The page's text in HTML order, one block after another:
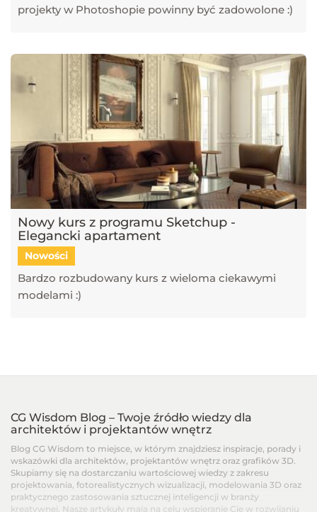
projekty w Photoshopie powinny być zadowolone :)
Nowy kurs z programu Sketchup -
Elegancki apartament
Nowości
Bardzo rozbudowany kurs z wieloma ciekawymi
modelami :)
CG Wisdom Blog – Twoje źródło wiedzy dla
architektów i projektantów wnętrz
Blog CG Wisdom to miejsce, w którym znajdziesz inspiracje, porady i
wskazówki dla architektów, projektantów wnętrz oraz grafików 3D.
Skupiamy się na dostarczaniu wartościowej wiedzy z zakresu
projektowania, fotorealistycznych wizualizacji, modelowania 3D oraz
praktycznego zastosowania sztucznej inteligencji w branży
kreatywnej. Nasze artykuły mają na celu wspieranie Cię w rozwijaniu